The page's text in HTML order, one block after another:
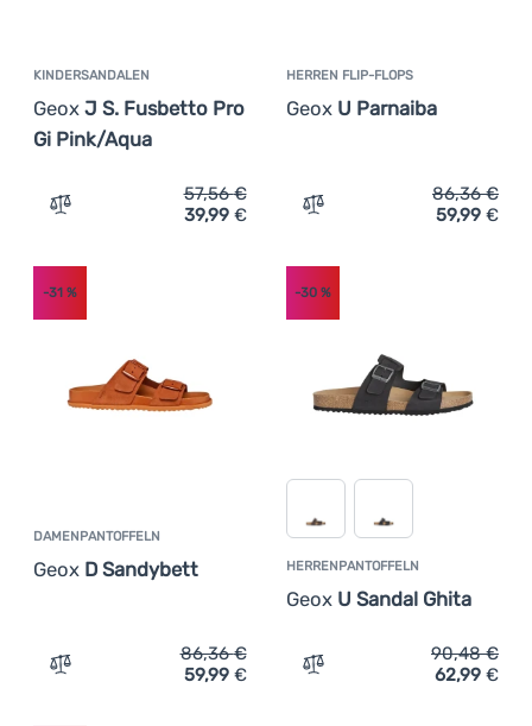
KINDERSANDALEN
Geox J S. Fusbetto Pro
Gi Pink/Aqua
Zum Vergleich 'Kindersandalen Geox J S. Fusbetto Pro
57,56€
39,99 €
HERREN FLIP-FLOPS
Geox U Parnaiba
Zum Vergleich 'Herren
86,36€
59,99 €
DAMENPANTOFFELN
Geox D Sandybett
-31 %
Zum Vergleich 'Damenpantoffeln Geox D Sandybett'
86,36€
59,99 €
HERRENPANTOFFELN
Geox U Sandal Ghita
-30%
Zum Vergleich
90,48€
62,99 €